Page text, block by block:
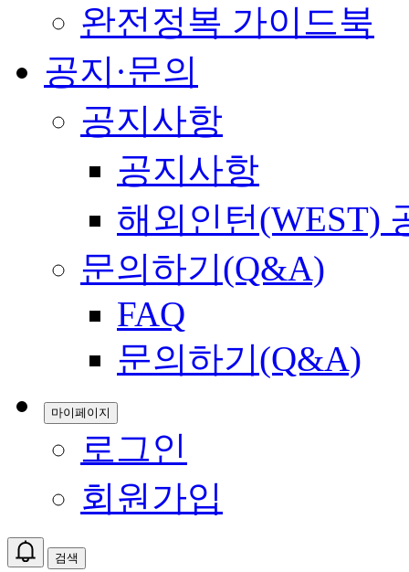
완전정복 가이드북
공지·문의
공지사항
공지사항
해외인턴(WEST)
문의하기(Q&A)
FAQ
문의하기(Q&A)
마이페이지
로그인
회원가입
검색